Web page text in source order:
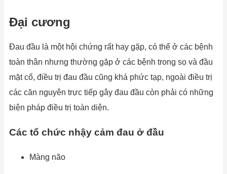
Đại cương
Đau đầu là một hội chứng rất hay gặp, có thể ở các bệnh
toàn thân nhưng thường gặp ở các bệnh trong sọ và đầu
mặt cổ, điều trị đau đầu cũng khá phức tạp, ngoài điều trị
các căn nguyên trực tiếp gây đau đầu còn phải có những
biện pháp điều trị toàn diện.
Các tổ chức nhậy cảm đau ở đầu
Màng não